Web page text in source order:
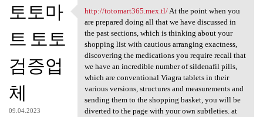
토토마
트 토토
검증업
체
09.04.2023
http://totomart365.mex.tl/ At
http://totomart365.mex.tl/At the point when you
are prepared doing all that we have discussed in
the past sections, which is thinking about your
shopping list with cautious arranging exactness,
discovering the medications you require recall that
we have an incredible number of sildenafil pills,
which are conventional Viagra tablets in their
various versions, structures and measurements and
sending them to the shopping basket, you will be
diverted to the page with your own subtleties. at